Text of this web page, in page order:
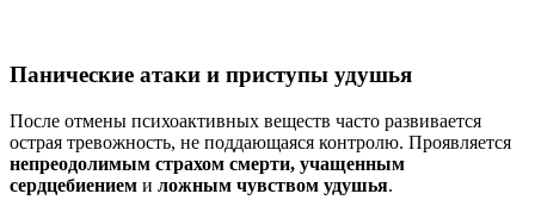
Панические атаки и приступы удушья
После отмены психоактивных веществ часто развивается
острая тревожность, не поддающаяся контролю. Проявляется
непреодолимым страхом смерти, учащенным
сердцебиением и ложным чувством удушья.